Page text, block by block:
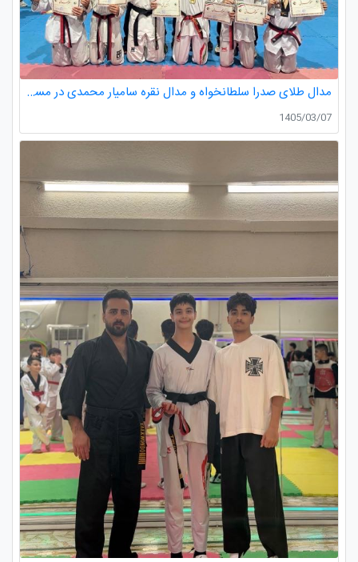
مدال طلای صدرا سلطانخواه و مدال نقره سامیار محمدی در مسابقات قهرمانی نونهالان استان گیلان
1405/03/07